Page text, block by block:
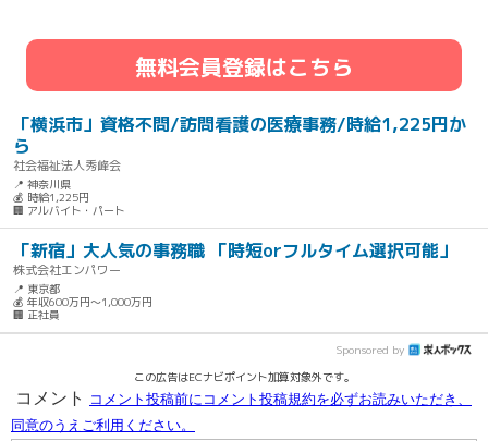
無料会員登録はこちら
「横浜市」資格不問/訪問看護の医療事務/時給1,225円か
ら
社会福祉法人秀峰会
📍 神奈川県
💰 時給1,225円
🏢 アルバイト・パート
「新宿」大人気の事務職 「時短orフルタイム選択可能」
株式会社エンパワー
📍 東京都
💰 年収600万円～1,000万円
🏢 正社員
Sponsored by
この広告はECナビポイント加算対象外です。